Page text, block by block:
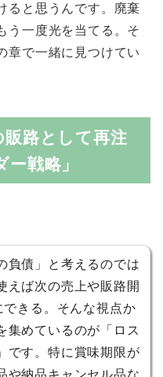
ると思うんです。廃棄
う一度光を当てる。そ
章で一緒に見つけてい
販路として再注
戦略」
負債」と考えるのでは
えば次の売上や販路開
できる。そんな視点か
集めているのが「ロス
です。特に賞味期限が
や納品キャンセル品な